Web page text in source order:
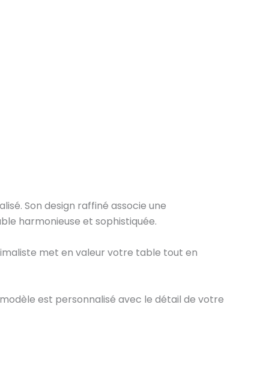
Son design raffiné associe une
harmonieuse et sophistiquée.
met en valeur votre table tout en
est personnalisé avec le détail de votre